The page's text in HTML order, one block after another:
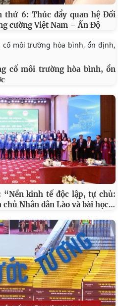
thứ 6: Thúc đẩy quan hệ Đối
cường Việt Nam – Ấn Độ
cố môi trường hòa bình, ổn
“Nền kinh tế độc lập, tự chủ:
chủ Nhân dân Lào và bài học…